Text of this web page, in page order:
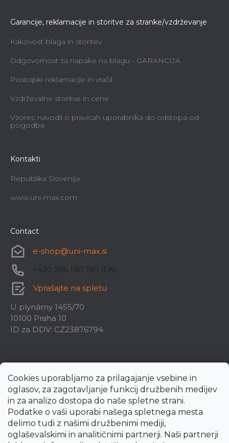
Cookies uporabljamo za prilagajanje vsebine in
oglasov, za zagotavljanje funkcij družbenih medijev
in za analizo dostopa do naše spletne strani.
Podatke o vaši uporabi našega spletnega mesta
delimo tudi z našimi družbenimi mediji,
oglaševalskimi in analitičnimi partnerji. Naši partnerji
Garancije, reklamacije in storitve za stranke/vzdrževanje
Kakovost blaga in storitev
Odgovornost za napake na blagu - GARANCIJA
Postopki reklamacije in vračil
Vzdrževalne storitve in cene
Vzorec navodil o pravicah uporabnika do odstopa od
pogodbe
Kontakti
Republika Slovenija
www.uni-max.com
Contact
e-shop@uni-max.si
+420 266 190 190 (EN)
Vprašajte na spletu
U plynárny 1455/70
10100 Praha 10
ID za DDV: CZ23876794